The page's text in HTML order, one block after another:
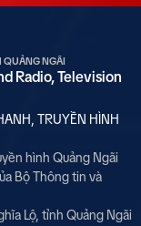
QUẢNG NGÃI
Radio, Television
TRUYỀN HÌNH
hình Quảng Ngãi
Bộ Thông tin và
Lộ, tỉnh Quảng Ngãi